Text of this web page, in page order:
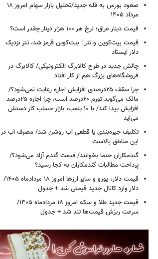
صعود بورس به قله جدید/تحلیل بازار سهام امروز ۱۸
مرداد ۱۴۰۵
قیمت دینار عراق؛ نرخ هر ۱۰۰ هزار دینار چقدر است؟
قیمت بیت‌کوین و تتر | بیت‌کوین قرمز شد، تتر نزدیک
دلار ایستاد
چالش جدید در طرح کالابرگ الکترونیکی/ کالابرگ در
فروشگاه‌های بزرگ هم از کار افتاد
چرا سقف ۲۵درصدی افزایش اجاره رعایت نمی‌شود؟/
مالک می‌گوید تورم ۶۰درصد است، چرا اجاره ۲۵درصد
افزایش پیدا کند/ با ۱۰ پلمب، بازار حساب کار دستش
می‌آید
تکلیف جیره‌بندی یا قطعی آب روشن شد/ مصرف آب در
این مناطق بالاست
گندمکاران حتما بخوانند/ قیمت گندم آزاد می‌شود؟/
پرداخت مطالبات گندمکاران به کجا رسید؟
قیمت دلار، یورو و سایر ارزها امروز ۱۸ مردادماه ۱۴۰۵/
دلار وارد کانال جدید قیمتی شد + جدول
قیمت جدید طلا و سکه امروز ۱۸ مردادماه ۱۴۰۵/
سرعت ریزش قیمت‌ها تند شد + جدول